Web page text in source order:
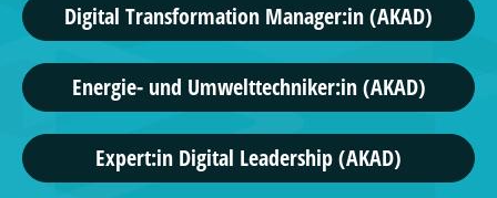
Digital Transformation Manager:in (AKAD)
Energie- und Umwelttechniker:in (AKAD)
Expert:in Digital Leadership (AKAD)